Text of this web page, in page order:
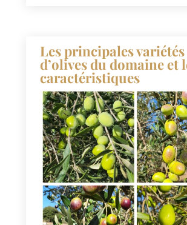
Les principales variétés
d’olives du domaine et
caractéristiques